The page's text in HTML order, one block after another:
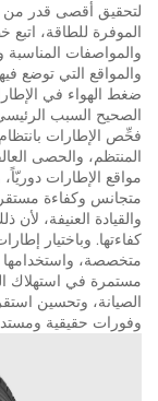
لتحقيق أقصى قدر من
الموفرة للطاقة،
والمواصفات المناسبة
والمواقع التي توضع
ضغط الهواء في
الصحيح السبب الرئيسي
فحِّص الإطارات
المنتظم، والحصى
مواقع الإطارات
متجانس وكفاءة
والقيادة العنيفة،
كفاءتها. وباختيار
متخصصة،
مستمرة في استهلاك
الصيانة، وتحسين
وفورات حقيقية